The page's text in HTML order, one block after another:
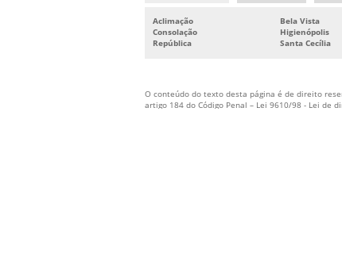
Aclimação Bela Vista
Consolação
Higienópolis
República
Santa Cecília
O conteúdo do texto desta página é de direito
artigo 184 do Código Penal – Lei 9610/98 - Lei de